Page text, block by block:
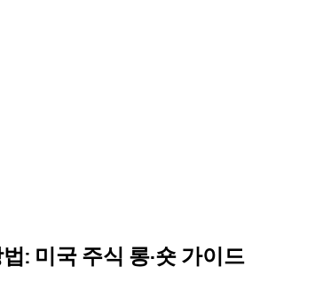
: 미국 주식 롱·숏 가이드